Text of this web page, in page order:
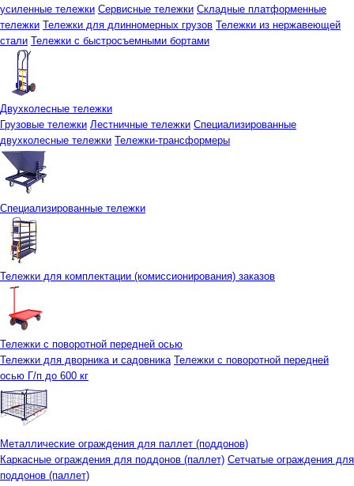
усиленные тележки Сервисные тележки Складные платформенные
тележки Тележки для длинномерных грузов Тележки из нержавеющей
стали Тележки с быстросъемными бортами
Двухколесные тележки
Грузовые тележки Лестничные тележки Специализированные
двухколесные тележки Тележки-трансформеры
Специализированные тележки
Тележки для комплектации (комиссионирования) заказов
Тележки с поворотной передней осью
Тележки для дворника и садовника Тележки с поворотной передней
осью Г/п до 600 кг
Металлические ограждения для паллет (поддонов)
Каркасные ограждения для поддонов (паллет) Сетчатые ограждения для
поддонов (паллет)